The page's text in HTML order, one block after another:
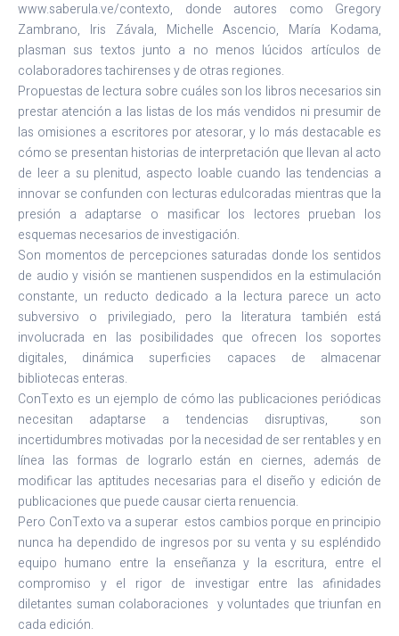
www.saberula.ve/contexto, donde autores como Gregory
Zambrano, Iris Závala, Michelle Ascencio, María Kodama,
plasman sus textos junto a no menos lúcidos artículos de
colaboradores tachirenses y de otras regiones.
Propuestas de lectura sobre cuáles son los libros necesarios sin
prestar atención a las listas de los más vendidos ni presumir de
las omisiones a escritores por atesorar, y lo más destacable es
cómo se presentan historias de interpretación que llevan al acto
de leer a su plenitud, aspecto loable cuando las tendencias a
innovar se confunden con lecturas edulcoradas mientras que la
presión a adaptarse o masificar los lectores prueban los
esquemas necesarios de investigación.
Son momentos de percepciones saturadas donde los sentidos
de audio y visión se mantienen suspendidos en la estimulación
constante, un reducto dedicado a la lectura parece un acto
subversivo o privilegiado, pero la literatura también está
involucrada en las posibilidades que ofrecen los soportes
digitales, dinámica superficies capaces de almacenar
bibliotecas enteras.
ConTexto es un ejemplo de cómo las publicaciones periódicas
necesitan adaptarse a tendencias disruptivas, son
incertidumbres motivadas por la necesidad de ser rentables y en
línea las formas de lograrlo están en ciernes, además de
modificar las aptitudes necesarias para el diseño y edición de
publicaciones que puede causar cierta renuencia.
Pero ConTexto va a superar estos cambios porque en principio
nunca ha dependido de ingresos por su venta y su espléndido
equipo humano entre la enseñanza y la escritura, entre el
compromiso y el rigor de investigar entre las afinidades
diletantes suman colaboraciones y voluntades que triunfan en
cada edición.